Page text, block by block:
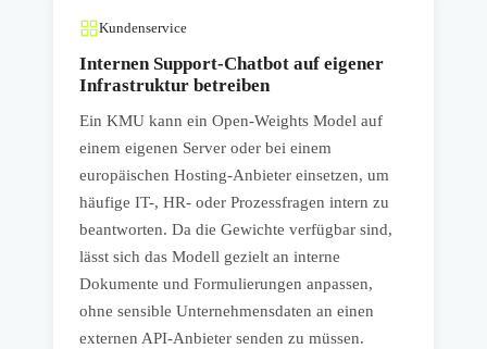
Kundenservice
Internen Support-Chatbot auf eigener
Infrastruktur betreiben
Ein KMU kann ein Open-Weights Model auf
einem eigenen Server oder bei einem
europäischen Hosting-Anbieter einsetzen, um
häufige IT-, HR- oder Prozessfragen intern zu
beantworten. Da die Gewichte verfügbar sind,
lässt sich das Modell gezielt an interne
Dokumente und Formulierungen anpassen,
ohne sensible Unternehmensdaten an einen
externen API-Anbieter senden zu müssen.